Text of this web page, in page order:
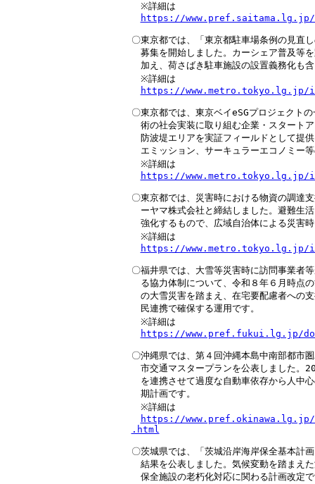
※詳細は
https://www.pref.saitama.lg.jp/
〇東京都では、「東京都駐車場条例の見直
募集を開始しました。カーシェア普及等
加え、荷さばき駐車施設の設置義務化も
※詳細は
https://www.metro.tokyo.lg.jp/
〇東京都では、東京ベイeSGプロジェクト
術の社会実装に取り組む企業・スタート
防波堤エリアを実証フィールドとして提
エミッション、サーキュラーエコノミー
※詳細は
https://www.metro.tokyo.lg.jp/
〇東京都では、災害時における物資の調達
ーヤマ株式会社と締結しました。避難生
強化するもので、広域自治体による災害
※詳細は
https://www.metro.tokyo.lg.jp/
〇福井県では、大雪等災害時に訪問事業者
る協力体制について、令和８年６月時点
の大雪災害を踏まえ、在宅要配慮者への
民連携で確保する運用です。
※詳細は
https://www.pref.fukui.lg.jp/
〇沖縄県では、第４回沖縄本島中南部都市
市交通マスタープランを公表しました。
を連携させて過度な自動車依存から人中
期計画です。
※詳細は
https://www.pref.okinawa.lg.jp/
.html
〇茨城県では、「茨城沿岸海岸保全基本計
結果を公表しました。気候変動を踏まえ
保全施設の老朽化対応に関わる計画改定